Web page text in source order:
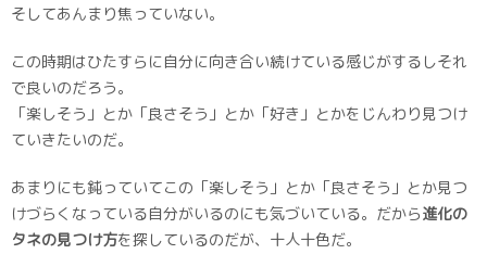
そしてあんまり焦っていない。
この時期はひたすらに自分に向き合い続けている感じがするしそれ
で良いのだろう。
「楽しそう」とか「良さそう」とか「好き」とかをじんわり見つけ
ていきたいのだ。
あまりにも鈍っていてこの「楽しそう」とか「良さそう」とか見つ
けづらくなっている自分がいるのにも気づいている。だから進化の
タネの見つけ方を探しているのだが、十人十色だ。